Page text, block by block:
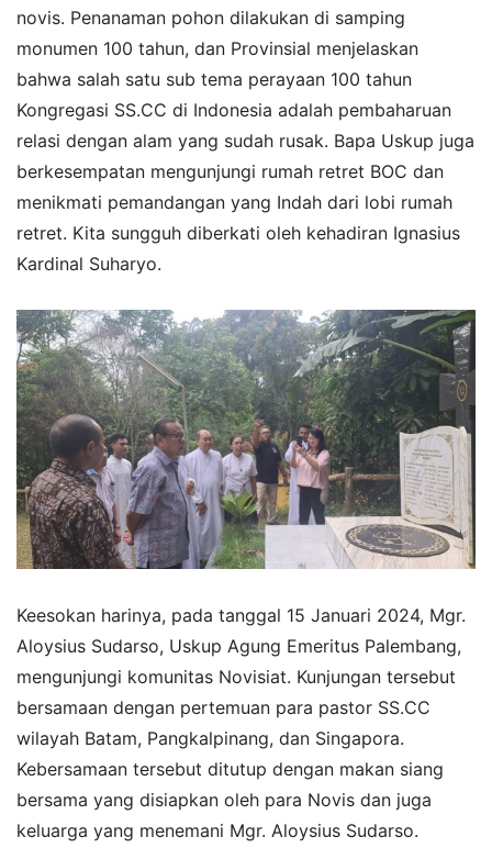
novis. Penanaman pohon dilakukan di samping
monumen 100 tahun, dan Provinsial menjelaskan
bahwa salah satu sub tema perayaan 100 tahun
Kongregasi SS.CC di Indonesia adalah pembaharuan
relasi dengan alam yang sudah rusak. Bapa Uskup juga
berkesempatan mengunjungi rumah retret BOC dan
menikmati pemandangan yang Indah dari lobi rumah
retret. Kita sungguh diberkati oleh kehadiran Ignasius
Kardinal Suharyo.
Keesokan harinya, pada tanggal 15 Januari 2024, Mgr.
Aloysius Sudarso, Uskup Agung Emeritus Palembang,
mengunjungi komunitas Novisiat. Kunjungan tersebut
bersamaan dengan pertemuan para pastor SS.CC
wilayah Batam, Pangkalpinang, dan Singapora.
Kebersamaan tersebut ditutup dengan makan siang
bersama yang disiapkan oleh para Novis dan juga
keluarga yang menemani Mgr. Aloysius Sudarso.